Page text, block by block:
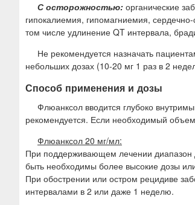
С осторожностью: органические
гипокалиемия, гипомагниемия,
том числе удлинение QT интервала,
Не рекомендуется назначать
небольших дозах (10-20 мг 1 раз в 2
Способ применения и дозы
Флюанксол вводится глубоко
рекомендуется. Если необходимый
Флюанксол 20 мг/мл:
При поддерживающем лечении диапазон
быть необходимы более высокие дозы
При обострении или остром рецидиве
интервалами в 2 или даже 1 неделю.